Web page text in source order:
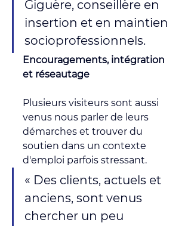
Giguère, conseillère en
insertion et en maintien
socioprofessionnels.
Encouragements, intégration
et réseautage
Plusieurs visiteurs sont aussi
venus nous parler de leurs
démarches et trouver du
soutien dans un contexte
d'emploi parfois stressant.
« Des clients, actuels et
anciens, sont venus
chercher un peu